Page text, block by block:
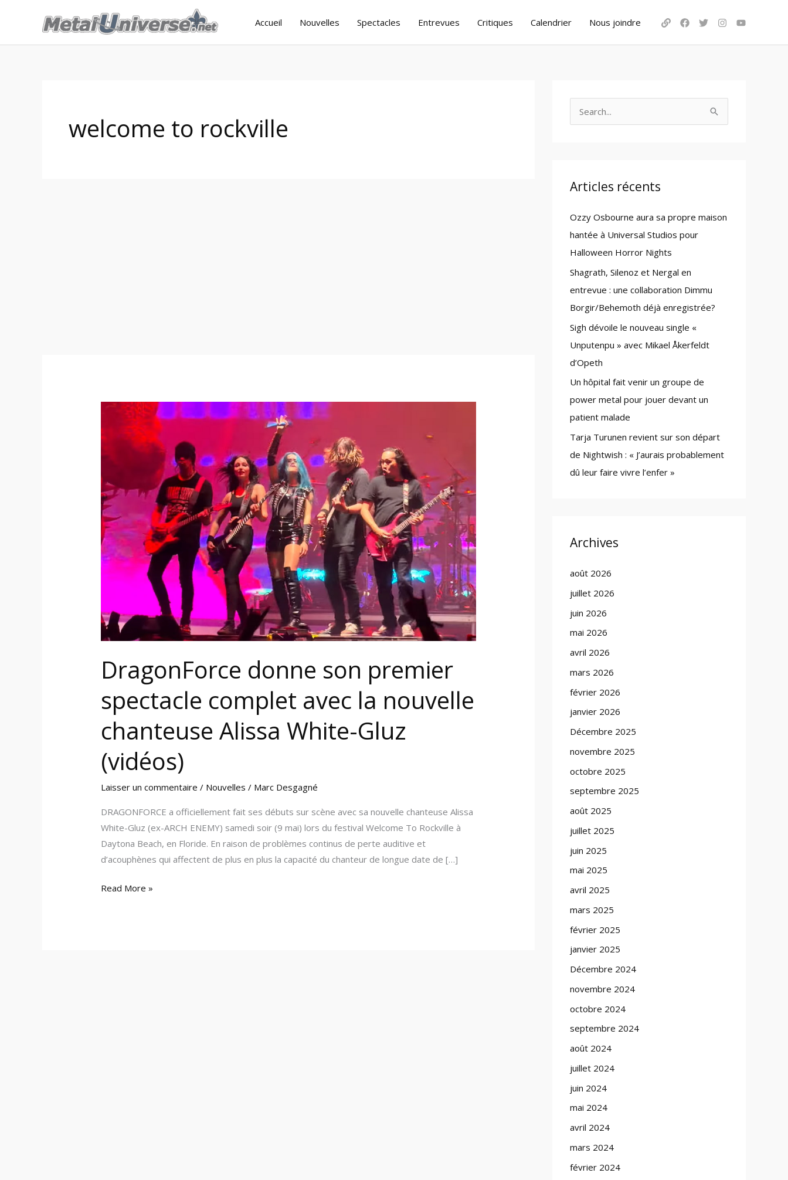
Accueil Nouvelles Spectacles Entrevues Critiques Calendrier Nous joindre
welcome to rockville
DragonForce donne son premier
spectacle complet avec la nouvelle
chanteuse Alissa White-Gluz
(vidéos)
Laisser un commentaire / Nouvelles / Marc Desgagné
DRAGONFORCE a officiellement fait ses débuts sur scène avec sa nouvelle chanteuse Alissa
White-Gluz (ex-ARCH ENEMY) samedi soir (9 mai) lors du festival Welcome To Rockville à
Daytona Beach, en Floride. En raison de problèmes continus de perte auditive et
d’acouphènes qui affectent de plus en plus la capacité du chanteur de longue date de […]
DragonForce
donne
son
premier
complet
avec
la
nouvelle
chanteuse
Alissa
White-
(vidéos)
Read More »
c
f
o
r
:
Articles récents
Ozzy Osbourne aura sa propre maison
hantée à Universal Studios pour
Halloween Horror Nights
Shagrath, Silenoz et Nergal en
entrevue : une collaboration Dimmu
Borgir/Behemoth déjà enregistrée?
Sigh dévoile le nouveau single «
Unputenpu » avec Mikael Åkerfeldt
d’Opeth
Un hôpital fait venir un groupe de
power metal pour jouer devant un
patient malade
Tarja Turunen revient sur son départ
de Nightwish : « J’aurais probablement
dû leur faire vivre l’enfer »
Archives
août 2026
juillet 2026
juin 2026
mai 2026
avril 2026
mars 2026
février 2026
janvier 2026
Décembre 2025
novembre 2025
octobre 2025
septembre 2025
août 2025
juillet 2025
juin 2025
mai 2025
avril 2025
mars 2025
février 2025
janvier 2025
Décembre 2024
novembre 2024
octobre 2024
septembre 2024
août 2024
juillet 2024
juin 2024
mai 2024
avril 2024
mars 2024
février 2024